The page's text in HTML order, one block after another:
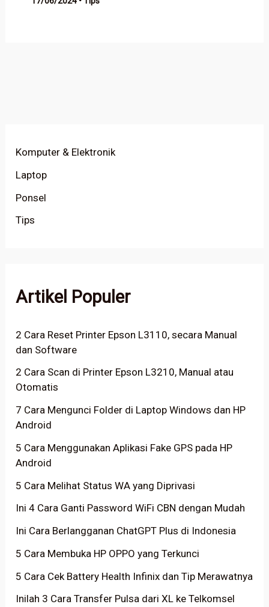
Komputer & Elektronik
Laptop
Ponsel
Tips
Artikel Populer
2 Cara Reset Printer Epson L3110, secara Manual
dan Software
2 Cara Scan di Printer Epson L3210, Manual atau
Otomatis
7 Cara Mengunci Folder di Laptop Windows dan HP
Android
5 Cara Menggunakan Aplikasi Fake GPS pada HP
Android
5 Cara Melihat Status WA yang Diprivasi
Ini 4 Cara Ganti Password WiFi CBN dengan Mudah
Ini Cara Berlangganan ChatGPT Plus di Indonesia
5 Cara Membuka HP OPPO yang Terkunci
5 Cara Cek Battery Health Infinix dan Tip Merawatnya
Inilah 3 Cara Transfer Pulsa dari XL ke Telkomsel